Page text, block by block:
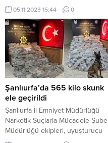
sürdürüyor. Bu kapsamda,
merkez ilçe Karaköprü’de
düzenlenen operasyonda,
zeytinyağı tenekesi içinde 1 kilo
800 gram kimyasal uyuşturucu
(skunk) maddesi ele geçirildi.
Operasyonda, M.S. isimli şüpheli
gözaltına alındı. Şüpheli,
emniyetteki işlemlerinin ardından
sevk edildiği adliyede tutuklandı.
Skunk, sentetik bir uyuşturucu
türüdür. Son...
05.11.2023 15:44 0
Şanlıurfa’da 565 kilo skunk
ele geçirildi
Şanlıurfa İl Emniyet Müdürlüğü
Narkotik Suçlarla Mücadele Şube
Müdürlüğü ekipleri, uyuşturucu
ile mücadeleye yönelik yaptıkları